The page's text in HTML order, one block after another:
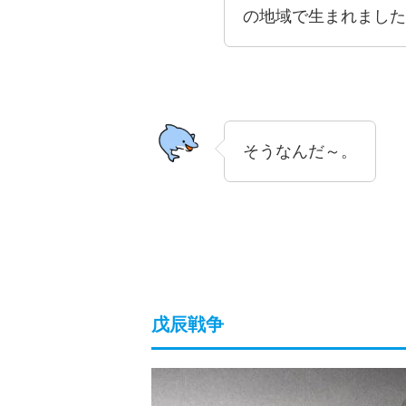
の地域で生まれまし
そうなんだ～。
戊辰戦争